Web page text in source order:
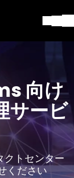
loop
向け
サービ
トセンター
ください